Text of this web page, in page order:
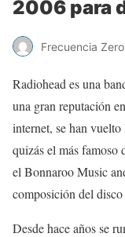
2006 para
Frecuencia
Radiohead es una
una gran reputación
internet, se han
quizás el más famoso
el Bonnaroo Music
composición del
Desde hace años se